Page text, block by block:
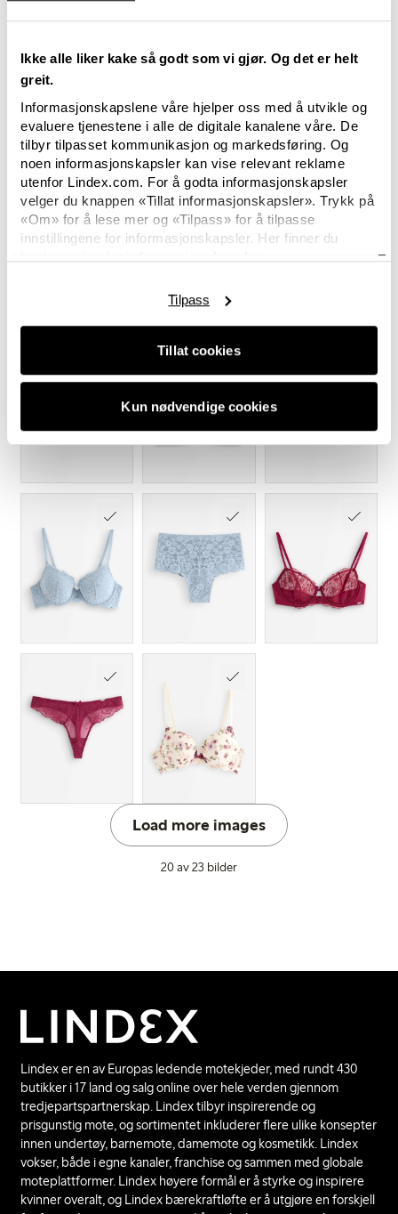
Ikke alle liker kake så godt som vi gjør. Og det er helt
greit.
Informasjonskapslene våre hjelper oss med å utvikle og
evaluere tjenestene i alle de digitale kanalene våre. De
tilbyr tilpasset kommunikasjon og markedsføring. Og
noen informasjonskapsler kan vise relevant reklame
utenfor Lindex.com. For å godta informasjonskapsler
velger du knappen «Tillat informasjonskapsler». Trykk på
«Om» for å lese mer og «Tilpass» for å tilpasse
innstillingene for informasjonskapsler. Her finner du
Tillat cookies
Tilpass
Kun nødvendige cookies
Load more images
20 av 23 bilder
Lindex er en av Europas ledende motekjeder, med rundt 430
butikker i 17 land og salg online over hele verden gjennom
tredjepartspartnerskap. Lindex tilbyr inspirerende og
prisgunstig mote, og sortimentet inkluderer flere ulike konsepter
innen undertøy, barnemote, damemote og kosmetikk. Lindex
vokser, både i egne kanaler, franchise og sammen med globale
moteplattformer. Lindex høyere formål er å styrke og inspirere
kvinner overalt, og Lindex bærekraftløfte er å utgjøre en forskjell